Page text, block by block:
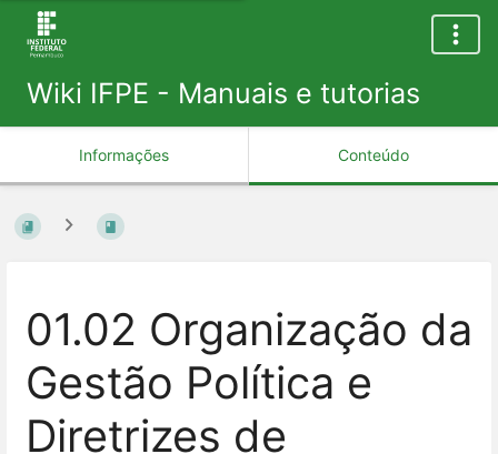
Wiki IFPE - Manuais e tutorias
Informações Conteúdo
01.02 Organização da
Gestão Política e
Diretrizes de